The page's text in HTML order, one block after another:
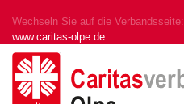
Wechseln Sie auf die Verbandsseite:
www.caritas-olpe.de